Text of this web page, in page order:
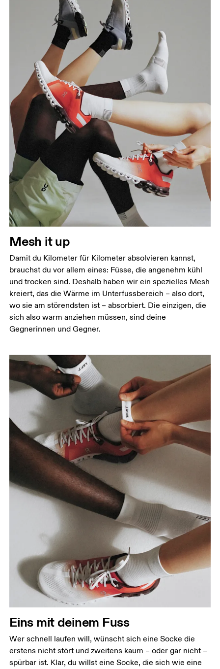
Mesh it up
Damit du Kilometer für Kilometer absolvieren kannst,
brauchst du vor allem eines: Füsse, die angenehm kühl
und trocken sind. Deshalb haben wir ein spezielles Mesh
kreiert, das die Wärme im Unterfussbereich – also dort,
wo sie am störendsten ist – absorbiert. Die einzigen, die
sich also warm anziehen müssen, sind deine
Gegnerinnen und Gegner.
Eins mit deinem Fuss
Wer schnell laufen will, wünscht sich eine Socke die
erstens nicht stört und zweitens kaum – oder gar nicht –
spürbar ist. Klar, du willst eine Socke, die sich wie eine